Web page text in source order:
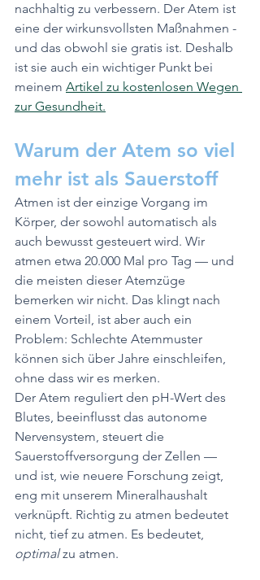
nachhaltig zu verbessern. Der Atem ist
eine der wirkunsvollsten Maßnahmen -
und das obwohl sie gratis ist. Deshalb
ist sie auch ein wichtiger Punkt bei
meinem Artikel zu kostenlosen Wegen
zur Gesundheit.
Warum der Atem so viel
mehr ist als Sauerstoff
Atmen ist der einzige Vorgang im
Körper, der sowohl automatisch als
auch bewusst gesteuert wird. Wir
atmen etwa 20.000 Mal pro Tag — und
die meisten dieser Atemzüge
bemerken wir nicht. Das klingt nach
einem Vorteil, ist aber auch ein
Problem: Schlechte Atemmuster
können sich über Jahre einschleifen,
ohne dass wir es merken.
Der Atem reguliert den pH-Wert des
Blutes, beeinflusst das autonome
Nervensystem, steuert die
Sauerstoffversorgung der Zellen —
und ist, wie neuere Forschung zeigt,
eng mit unserem Mineralhaushalt
verknüpft. Richtig zu atmen bedeutet
nicht, tief zu atmen. Es bedeutet,
optimal zu atmen.